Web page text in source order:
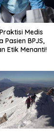
Medis
Pasien BPJS,
Etik Menanti!